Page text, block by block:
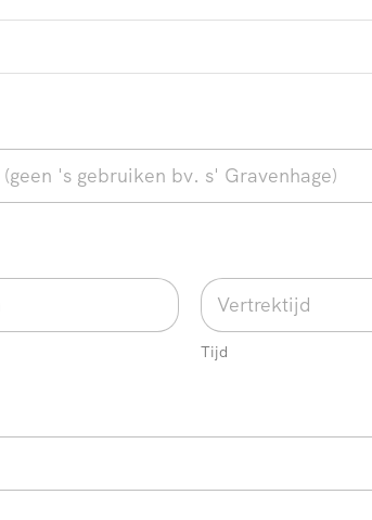
Tijd